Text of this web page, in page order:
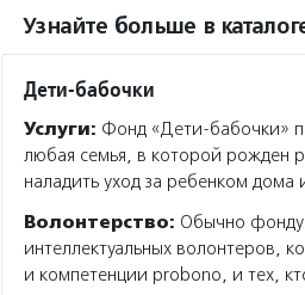
Узнайте больше в
Дети-бабочки
Услуги: Фонд «Дети-бабочки»
любая семья, в которой рожден
наладить уход за ребенком дома
Волонтерство: Обычно фонду
интеллектуальных волонтеров,
и компетенции probono, и тех,